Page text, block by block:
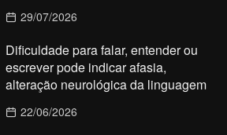
29/07/2026
Dificuldade para falar, entender ou
escrever pode indicar afasia,
alteração neurológica da linguagem
22/06/2026